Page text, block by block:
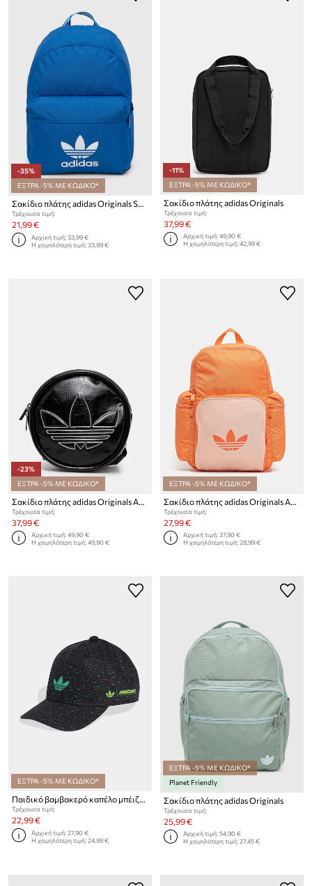
-35%
ΕΞΤΡΑ -5% ΜΕ ΚΩΔΙΚΟ*
Σακίδιο πλάτης adidas Originals Shadow Original
Τρέχουσα τιμή:
21,99 €
Αρχική τιμή:33,99 €
Η χαμηλότερη τιμή:33,99 €
-11%
ΕΞΤΡΑ -5% ΜΕ ΚΩΔΙΚΟ*
Σακίδιο πλάτης adidas Originals
Τρέχουσα τιμή:
37,99 €
Αρχική τιμή:49,90 €
Η χαμηλότερη τιμή:42,99 €
-23%
ΕΞΤΡΑ -5% ΜΕ ΚΩΔΙΚΟ*
Σακίδιο πλάτης adidas Originals Adicolor
Τρέχουσα τιμή:
37,99 €
Αρχική τιμή:49,90 €
Η χαμηλότερη τιμή:49,90 €
ΕΞΤΡΑ -5% ΜΕ ΚΩΔΙΚΟ*
Σακίδιο πλάτης adidas Originals Adicolor
Τρέχουσα τιμή:
27,99 €
Αρχική τιμή:37,90 €
Η χαμηλότερη τιμή:28,99 €
ΕΞΤΡΑ -5% ΜΕ ΚΩΔΙΚΟ*
Παιδικό βαμβακερό καπέλο μπέιζμπολ adidas Originals MINECRAFT
Τρέχουσα τιμή:
22,99 €
Αρχική τιμή:27,90 €
Η χαμηλότερη τιμή:24,99 €
ΕΞΤΡΑ -5% ΜΕ ΚΩΔΙΚΟ*
Planet Friendly
Σακίδιο πλάτης adidas Originals
Τρέχουσα τιμή:
25,99 €
Αρχική τιμή:54,90 €
Η χαμηλότερη τιμή:27,45 €